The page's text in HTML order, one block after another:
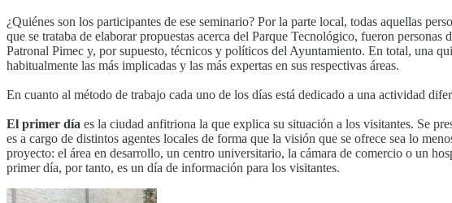
¿Quiénes son los participantes de ese seminario? Por la parte local, todas aquellas
que se trataba de elaborar propuestas acerca del Parque Tecnológico, fueron
Patronal Pimec y, por supuesto, técnicos y políticos del Ayuntamiento. En total, una
habitualmente las más implicadas y las más expertas en sus respectivas áreas.
En cuanto al método de trabajo cada uno de los días está dedicado a una actividad
El primer día es la ciudad anfitriona la que explica su situación a los visitantes. Se
es a cargo de distintos agentes locales de forma que la visión que se ofrece sea lo
proyecto: el área en desarrollo, un centro universitario, la cámara de comercio o un
primer día, por tanto, es un día de información para los visitantes.